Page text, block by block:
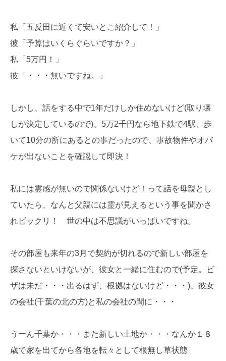
私「五反田に近くて安いとこ紹介して！」
彼「予算はいくらぐらいですか？」
私「5万円！」
彼「・・・無いですね。」
しかし、話をする中で1年だけしか住めないけど(取り壊
しが決定しているので)、5万2千円なら地下鉄で4駅、歩
いて10分の所にあるとの事だったので、事故物件やオバ
ケが出ないことを確認して即決！
私には霊感が無いので関係ないけど！って話を母親とし
ていたら、なんと父親には霊が見えるという事を聞かさ
れビックリ！ 世の中は不思議がいっぱいですね。
その部屋も来年の3月で契約が切れるので新しい部屋を
探さないといけないが、彼女と一緒に住むので(予定。ビ
ザは未だ・・・出るはず、根拠はないけど・・・)、彼女
の会社(千葉の北の方)と私の会社の間に・・・
うーん千葉か・・・また新しい土地か・・・なんか１８
歳で家を出てから各地を転々として根無し草状態